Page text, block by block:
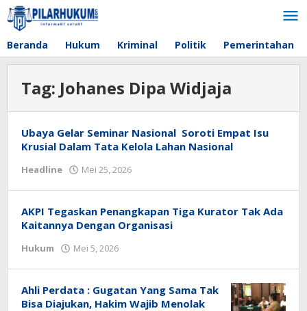
Lewati
ke
konten
Beranda Hukum Kriminal Politik Pemerintahan
Tag: Johanes Dipa Widjaja
Ubaya Gelar Seminar Nasional Soroti Empat Isu
Krusial Dalam Tata Kelola Lahan Nasional
Headline Mei 25, 2026
AKPI Tegaskan Penangkapan Tiga Kurator Tak Ada
Kaitannya Dengan Organisasi
Hukum Mei 5, 2026
Ahli Perdata : Gugatan Yang Sama Tak
Bisa Diajukan, Hakim Wajib Menolak